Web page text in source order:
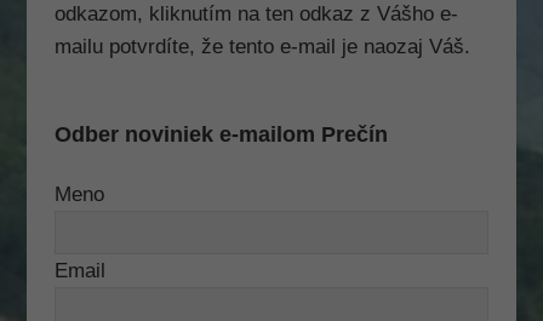
odkazom, kliknutím na ten odkaz z Vášho e-
mailu potvrdíte, že tento e-mail je naozaj Váš.
Odber noviniek e-mailom Prečín
Meno
Email